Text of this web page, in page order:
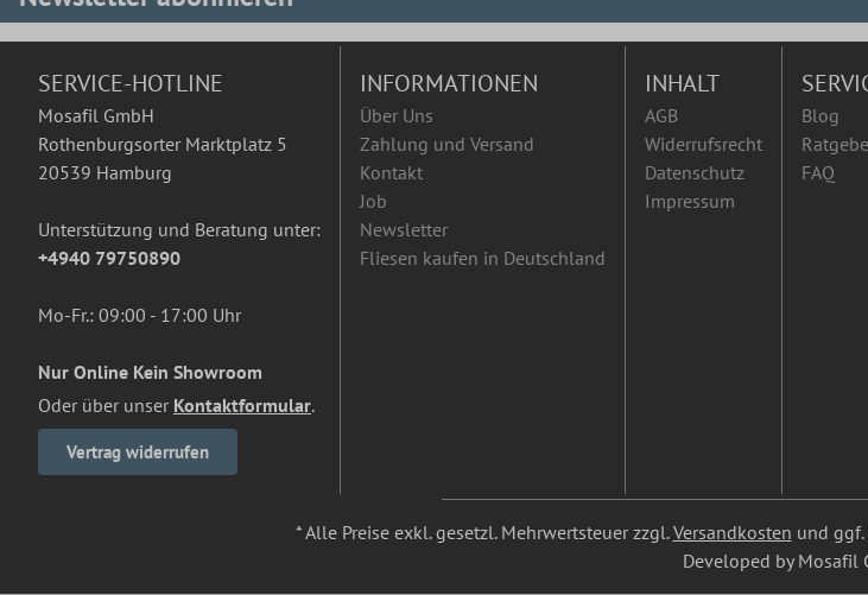
SERVICE-HOTLINE
Mosafil GmbH
Rothenburgsorter Marktplatz 5
20539 Hamburg
Unterstützung und Beratung unter:
+4940 79750890
Mo-Fr.: 09:00 - 17:00 Uhr
Nur Online Kein Showroom
Oder über unser Kontaktformular.
Vertrag widerrufen
INFORMATIONEN
Über Uns
Zahlung und Versand
Kontakt
Job
Newsletter
Fliesen kaufen in Deutschland
INHALT
AGB
Widerrufsrecht
Datenschutz
Impressum
Blog
FAQ
* Alle Preise exkl. gesetzl. Mehrwertsteuer zzgl.Versandkosten und
Developed by Mosafil